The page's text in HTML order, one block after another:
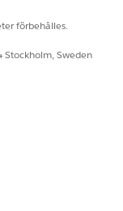
förbehålles.
Stockholm, Sweden